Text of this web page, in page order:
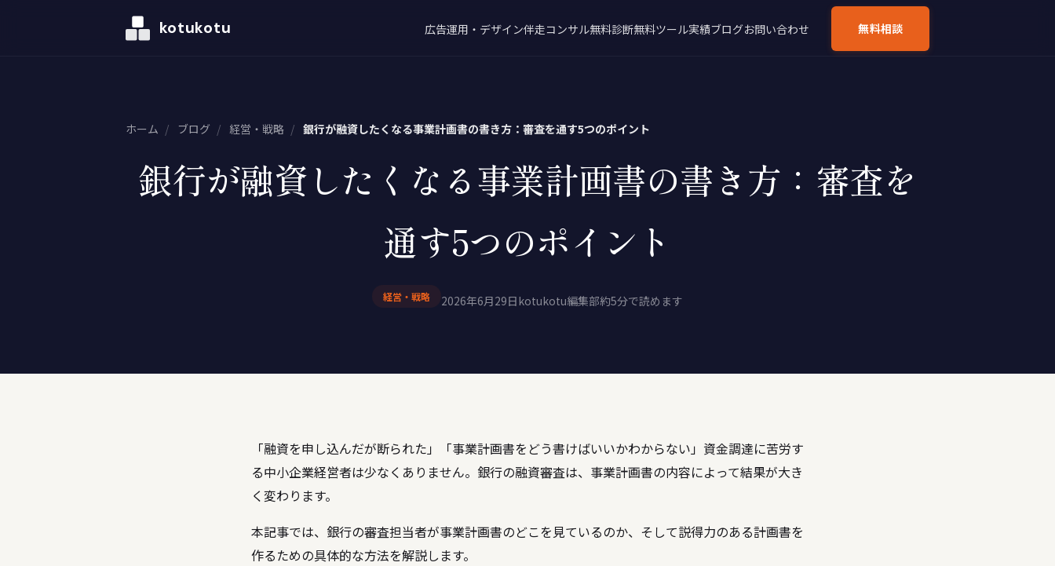
kotukotu 広告運用・デザイン伴走コンサル無料診断無料ツール実績ブログお問い合わせ 無料相談
ホーム / ブログ / 経営・戦略 / 銀行が融資したくなる事業計画書の書き方：審査を通す5つのポイント
銀行が融資したくなる事業計画書の書き方：審査を
通す5つのポイント
経営・戦略 2026年6月29日kotukotu編集部約5分で読めます
「融資を申し込んだが断られた」「事業計画書をどう書けばいいかわからない」――資金調達に苦労す
る中小企業経営者は少なくありません。銀行の融資審査は、事業計画書の内容によって結果が大き
く変わります。
本記事では、銀行の審査担当者が事業計画書のどこを見ているのか、そして説得力のある計画書を
作るための具体的な方法を解説します。